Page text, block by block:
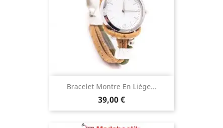
Bracelet Montre En Liège...
Prix
39,00 €